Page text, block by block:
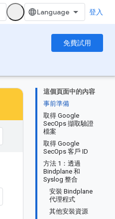
登入
免費試用
這個頁面中的內容
事前準備
取得 Google
SecOps 擷取驗證
檔案
取得 Google
SecOps 客戶 ID
方法 1：透過
Bindplane 和
Syslog 整合
安裝 Bindplane
代理程式
其他安裝資源